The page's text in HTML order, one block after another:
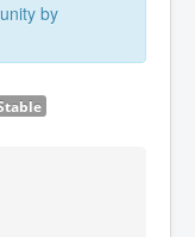
by